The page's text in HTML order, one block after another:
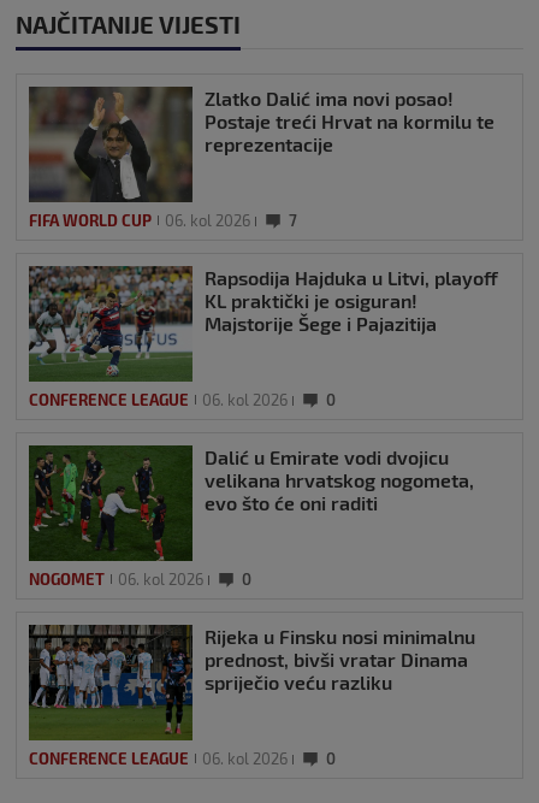
NAJČITANIJE VIJESTI
Zlatko Dalić ima novi posao!
Postaje treći Hrvat na kormilu te
reprezentacije
FIFA WORLD CUP 06. kol 2026 7
Rapsodija Hajduka u Litvi, playoff
KL praktički je osiguran!
Majstorije Šege i Pajazitija
CONFERENCE LEAGUE 06. kol 2026 0
Dalić u Emirate vodi dvojicu
velikana hrvatskog nogometa,
evo što će oni raditi
NOGOMET 06. kol 2026 0
Rijeka u Finsku nosi minimalnu
prednost, bivši vratar Dinama
spriječio veću razliku
CONFERENCE LEAGUE 06. kol 2026 0